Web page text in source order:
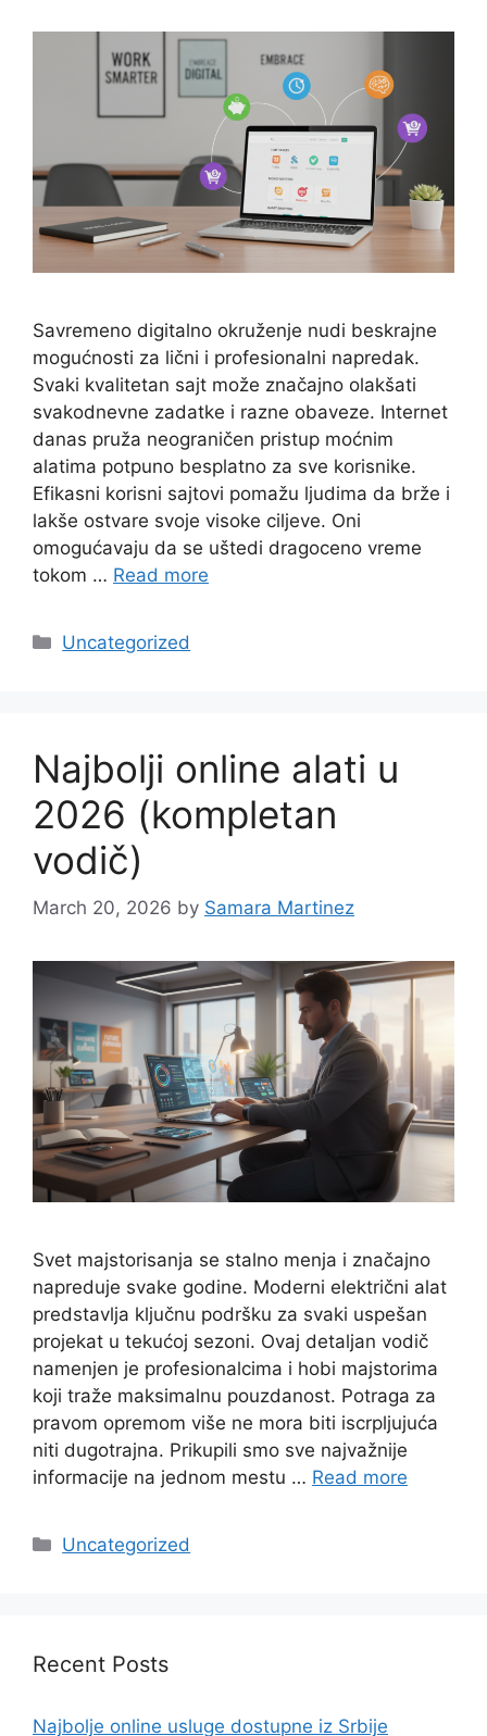
Savremeno digitalno okruženje nudi beskrajne
mogućnosti za lični i profesionalni napredak.
Svaki kvalitetan sajt može značajno olakšati
svakodnevne zadatke i razne obaveze. Internet
danas pruža neograničen pristup moćnim
alatima potpuno besplatno za sve korisnike.
Efikasni korisni sajtovi pomažu ljudima da brže i
lakše ostvare svoje visoke ciljeve. Oni
omogućavaju da se uštedi dragoceno vreme
tokom … Read more
Categories
Uncategorized
Najbolji online alati u
2026 (kompletan
vodič)
March 20, 2026 by Samara Martinez
Svet majstorisanja se stalno menja i značajno
napreduje svake godine. Moderni električni alat
predstavlja ključnu podršku za svaki uspešan
projekat u tekućoj sezoni. Ovaj detaljan vodič
namenjen je profesionalcima i hobi majstorima
koji traže maksimalnu pouzdanost. Potraga za
pravom opremom više ne mora biti iscrpljujuća
niti dugotrajna. Prikupili smo sve najvažnije
informacije na jednom mestu … Read more
Categories
Uncategorized
Recent Posts
Najbolje online usluge dostupne iz Srbije